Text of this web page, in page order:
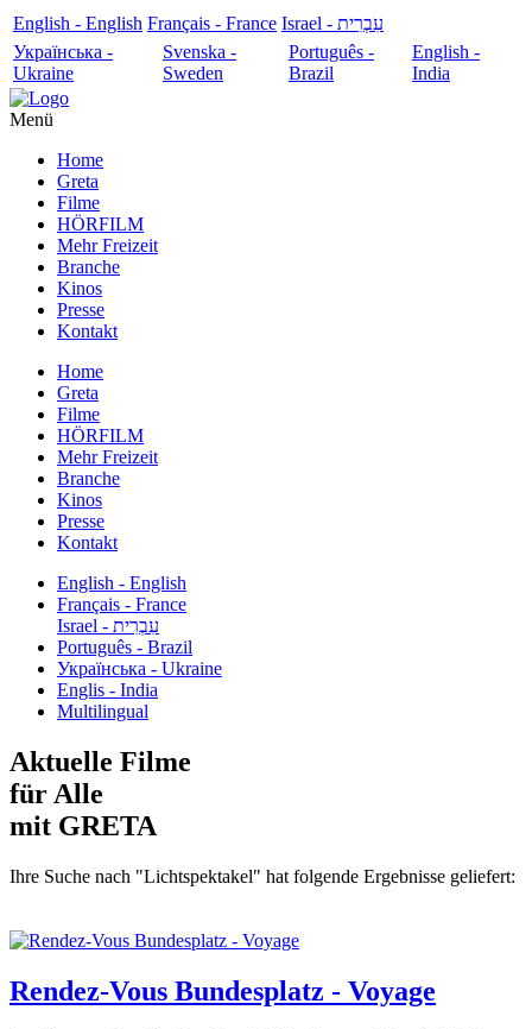
English - English Français - France
עִבְרִית - Israel
Українська -
Ukraine
Svenska -
Sweden
Português -
Brazil
English -
India
Menü
Home
Greta
Filme
HÖRFILM
Mehr Freizeit
Branche
Kinos
Presse
Kontakt
Home
Greta
Filme
HÖRFILM
Mehr Freizeit
Branche
Kinos
Presse
Kontakt
English - English
Français - France
עִבְרִית - Israel
Português - Brazil
Українська - Ukraine
Englis - India
Multilingual
Aktuelle Filme
für Alle
mit GRETA
Ihre Suche nach "Lichtspektakel" hat folgende Ergebnisse geliefert:
Rendez-Vous Bundesplatz - Voyage